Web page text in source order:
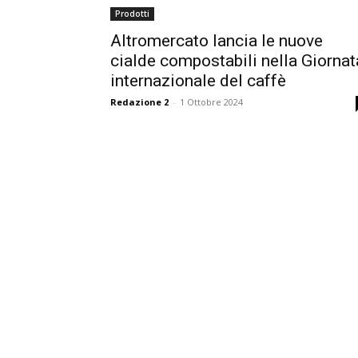
Prodotti
Altromercato lancia le nuove
cialde compostabili nella
internazionale del caffè
Redazione 2 - 1 Ottobre 2024